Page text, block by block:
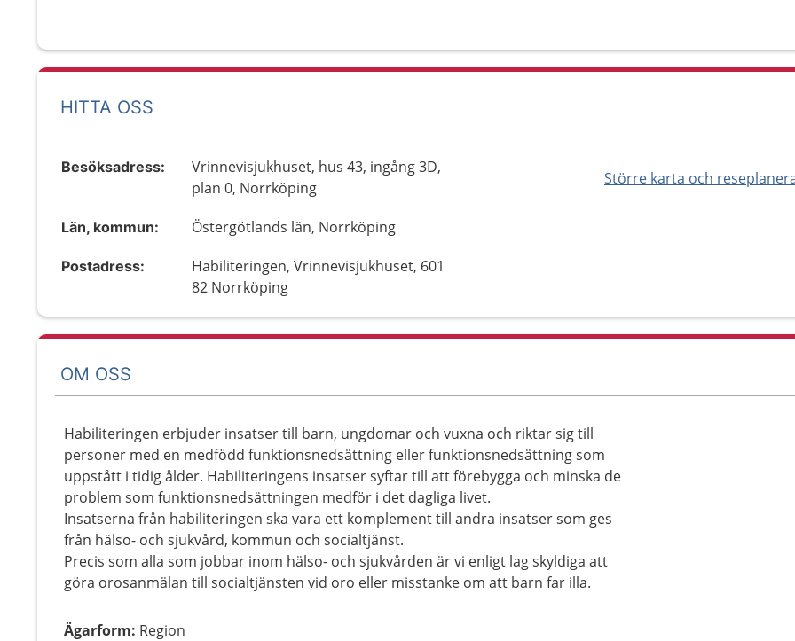
HITTA OSS
Större karta och
Besöksadress:
Vrinnevisjukhuset, hus 43, ingång 3D,
plan 0, Norrköping
Län, kommun: Östergötlands län, Norrköping
Postadress:
Habiliteringen, Vrinnevisjukhuset, 601
82 Norrköping
OM OSS
Habiliteringen erbjuder insatser till barn, ungdomar och vuxna och riktar sig till
personer med en medfödd funktionsnedsättning eller funktionsnedsättning som
uppstått i tidig ålder. Habiliteringens insatser syftar till att förebygga och minska de
problem som funktionsnedsättningen medför i det dagliga livet.
Insatserna från habiliteringen ska vara ett komplement till andra insatser som ges
från hälso- och sjukvård, kommun och socialtjänst.
Precis som alla som jobbar inom hälso- och sjukvården är vi enligt lag skyldiga att
göra orosanmälan till socialtjänsten vid oro eller misstanke om att barn far illa.
Ägarform: Region